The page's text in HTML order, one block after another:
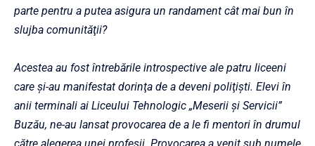
parte pentru a putea asigura un randament cât mai bun în
slujba comunităţii?
Acestea au fost întrebările introspective ale patru liceeni
care şi-au manifestat dorinţa de a deveni poliţişti. Elevi în
anii terminali ai Liceului Tehnologic „Meserii şi Servicii”
Buzău, ne-au lansat provocarea de a le fi mentori în drumul